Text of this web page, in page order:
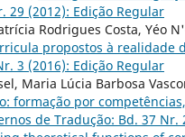
29 (2012): Edição Regular
Rodrigues Costa, Yéo
propostos à realidade
3 (2016): Edição Regular
Maria Lúcia Barbosa
formação por
de Tradução: Bd. 37 Nr.